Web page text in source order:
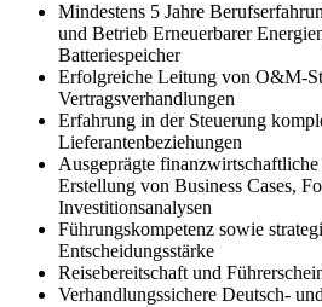
Mindestens 5 Jahre
und Betrieb Erneuerbarer
Batteriespeicher
Erfolgreiche Leitung von O&M-
Vertragsverhandlungen
Erfahrung in der Steuerung
Lieferantenbeziehungen
Ausgeprägte
Erstellung von Business Cases,
Investitionsanalysen
Führungskompetenz sowie
Entscheidungsstärke
Reisebereitschaft und
Verhandlungssichere Deutsch-